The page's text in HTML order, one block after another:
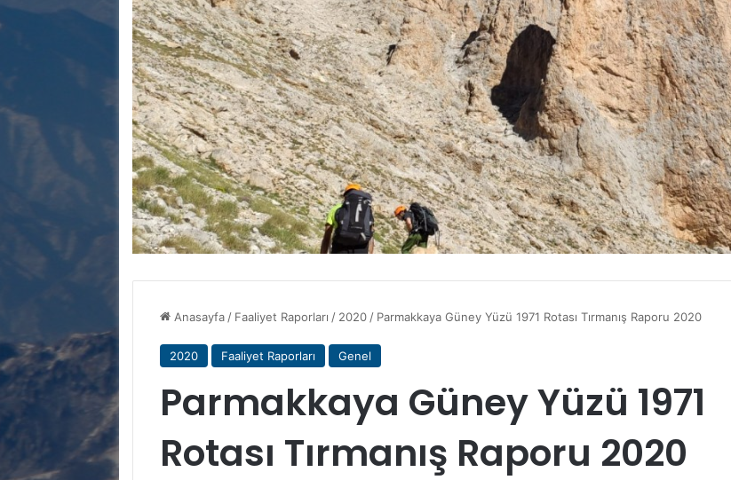
Anasayfa / Faaliyet Raporları / 2020 / Parmakkaya Güney Yüzü 1971 Rotası Tırmanış Raporu 2020
2020 Faaliyet Raporları Genel
Parmakkaya Güney Yüzü 1971
Rotası Tırmanış Raporu 2020